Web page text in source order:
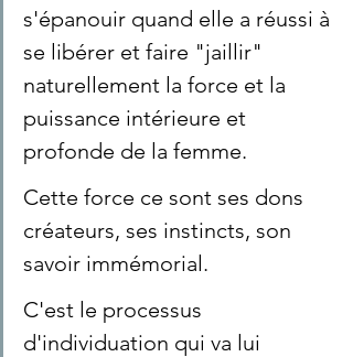
s'épanouir quand elle a réussi à
se libérer et faire "jaillir"
naturellement la force et la
puissance intérieure et
profonde de la femme.
Cette force ce sont ses dons
créateurs, ses instincts, son
savoir immémorial.
C'est le processus
d'individuation qui va lui